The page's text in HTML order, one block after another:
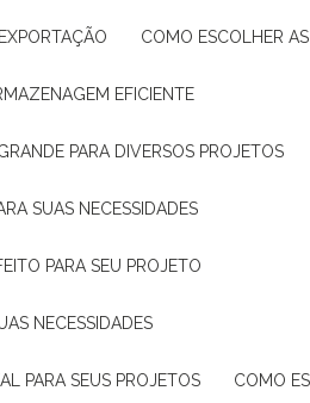
COMO ESCOLHER
EFICIENTE
PARA DIVERSOS PROJETOS
SUAS NECESSIDADES
PARA SEU PROJETO
NECESSIDADES
PARA SEUS PROJETOS COMO